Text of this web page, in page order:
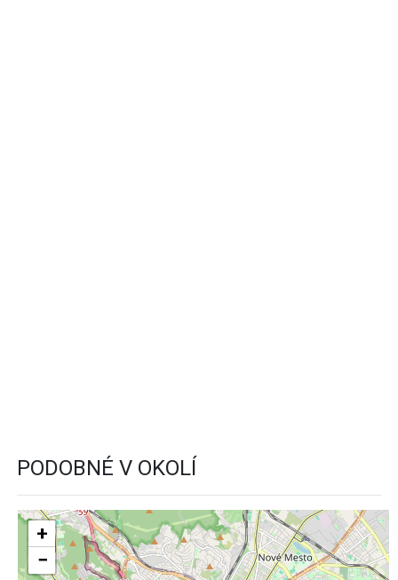
PODOBNÉ V OKOLÍ
+
−